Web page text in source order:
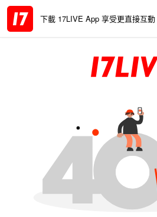
下載 17LIVE App 享受更直接互動